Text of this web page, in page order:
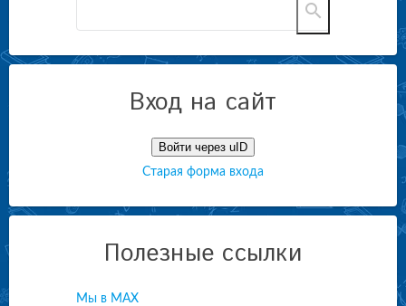
Вход на сайт
Войти через uID
Старая форма входа
Полезные ссылки
Мы в МАХ